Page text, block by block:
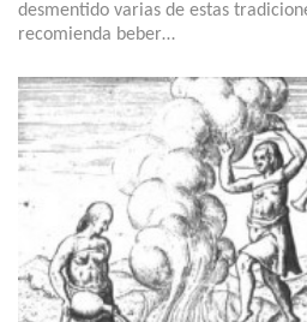
desmentido varias de estas
recomienda beber…